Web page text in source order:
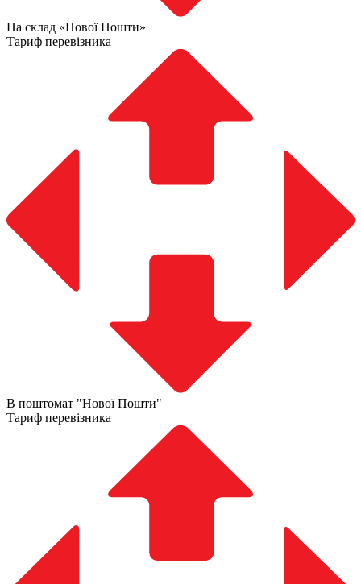
На склад «Нової Пошти»
Тариф перевізника
В поштомат "Нової Пошти"
Тариф перевізника